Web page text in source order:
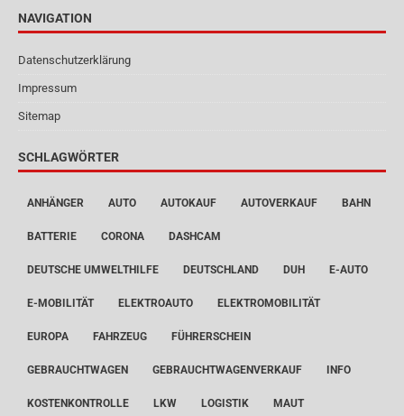
NAVIGATION
Datenschutzerklärung
Impressum
Sitemap
SCHLAGWÖRTER
ANHÄNGER AUTO AUTOKAUF AUTOVERKAUF BAHN
BATTERIE CORONA DASHCAM
DEUTSCHE UMWELTHILFE DEUTSCHLAND DUH E-AUTO
E-MOBILITÄT ELEKTROAUTO ELEKTROMOBILITÄT
EUROPA FAHRZEUG FÜHRERSCHEIN
GEBRAUCHTWAGEN GEBRAUCHTWAGENVERKAUF INFO
KOSTENKONTROLLE LKW LOGISTIK MAUT